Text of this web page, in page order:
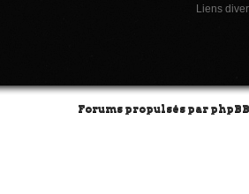
Liens
Forums propulsés par phpBB